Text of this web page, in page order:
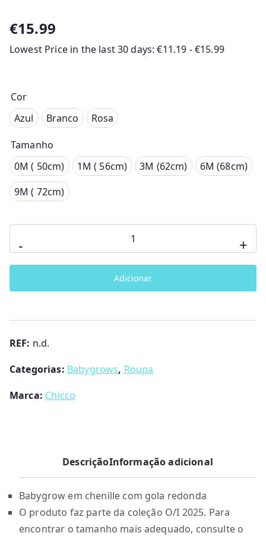
€15.99
Lowest Price in the last 30 days:€11.19 -€15.99
Cor
Azul
Branco
Rosa
Azul Branco Rosa
Tamanho
( 50cm)
( 56cm)
( 72cm)
0M ( 50cm) 1M ( 56cm) 3M (62cm)
6M (68cm)
9M ( 72cm)
-
de
Babygrow
+
Adicionar
REF: n.d.
Categorias: Babygrows, Roupa
Marca: Chicco
DescriçãoInformação adicional
Babygrow em chenille com gola redonda
O produto faz parte da coleção O/I 2025. Para
encontrar o tamanho mais adequado, consulte o